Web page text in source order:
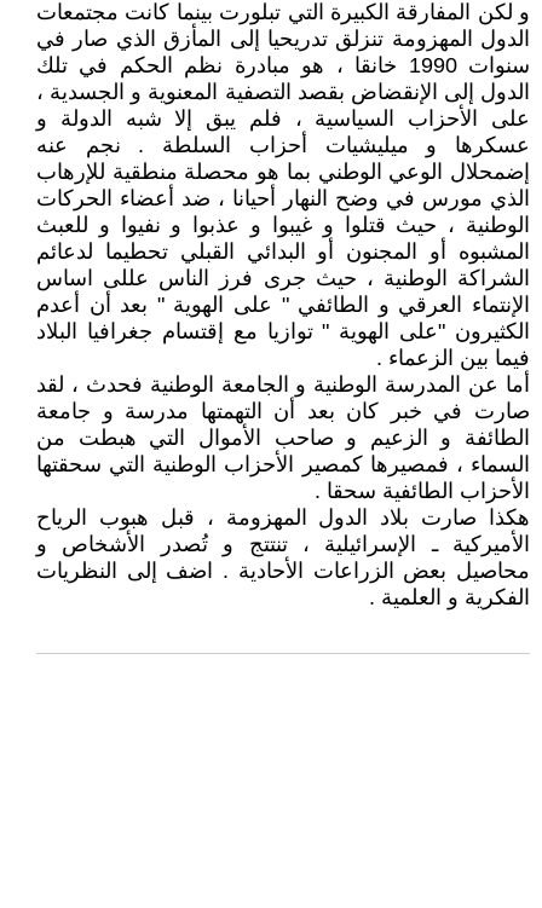
و لكن المفارقة الكبيرة التي تبلورت بينما كانت مجتمعات
الدول المهزومة تنزلق تدريحيا إلى المأزق الذي صار في
سنوات 1990 خانقا ، هو مبادرة نظم الحكم في تلك
الدول إلى الإنقضاض بقصد التصفية المعنوية و الجسدية ،
على الأحزاب السياسية ، فلم يبق إلا شبه الدولة و
عسكرها و ميليشيات أحزاب السلطة . نجم عنه
إضمحلال الوعي الوطني بما هو محصلة منطقية للإرهاب
الذي مورس في وضح النهار أحيانا ، ضد أعضاء الحركات
الوطنية ، حيث قتلوا و غيبوا و عذبوا و نفيوا و للعبث
المشبوه أو المجنون أو البدائي القبلي تحطيما لدعائم
الشراكة الوطنية ، حيث جرى فرز الناس عللى اساس
الإنتماء العرقي و الطائفي " على الهوية " بعد أن أعدم
الكثيرون "على الهوية " توازيا مع إقتسام جغرافيا البلاد
فيما بين الزعماء .
أما عن المدرسة الوطنية و الجامعة الوطنية فحدث ، لقد
صارت في خبر كان بعد أن التهمتها مدرسة و جامعة
الطائفة و الزعيم و صاحب الأموال التي هبطت من
السماء ، فمصيرها كمصير الأحزاب الوطنية التي سحقتها
الأحزاب الطائفية سحقا .
هكذا صارت بلاد الدول المهزومة ، قبل هبوب الرياح
الأميركية ـ الإسرائيلية ، تنتتج و تُصدر الأشخاص و
محاصيل بعض الزراعات الأحادية . اضف إلى النظريات
الفكرية و العلمية .